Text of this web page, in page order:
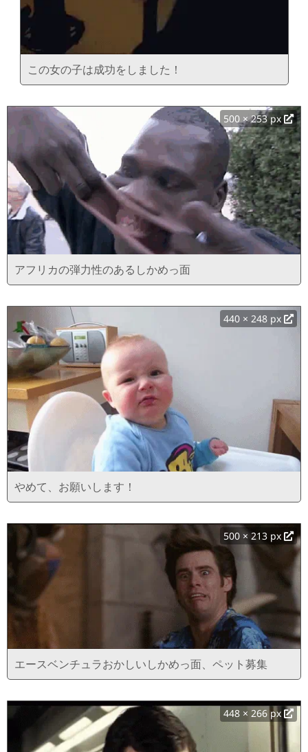
この女の子は成功をしました！
500 × 253 px
アフリカの弾力性のあるしかめっ面
440 × 248 px
やめて、お願いします！
500 × 213 px
エースベンチュラおかしいしかめっ面、ペット募集
448 × 266 px